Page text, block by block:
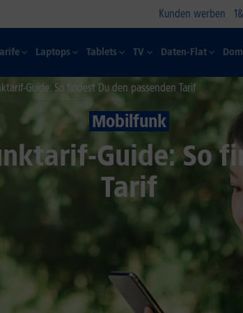
Kunden werben
Laptops Tablets TV Daten-Flat
Guide: So findest Du den passenden Tarif
Mobilfunk
Guide: So
Tarif